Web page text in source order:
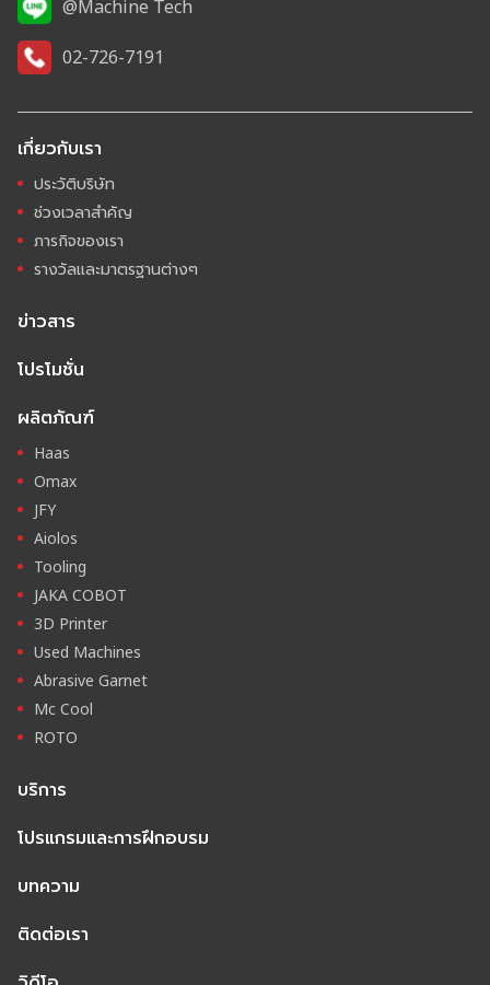
@Machine Tech
02-726-7191
เกี่ยวกับเรา
ประวัติบริษัท
ช่วงเวลาสำคัญ
ภารกิจของเรา
รางวัลและมาตรฐานต่างๆ
ข่าวสาร
โปรโมชั่น
ผลิตภัณฑ์
Haas
Omax
JFY
Aiolos
Tooling
JAKA COBOT
3D Printer
Used Machines
Abrasive Garnet
Mc Cool
ROTO
บริการ
โปรแกรมและการฝึกอบรม
บทความ
ติดต่อเรา